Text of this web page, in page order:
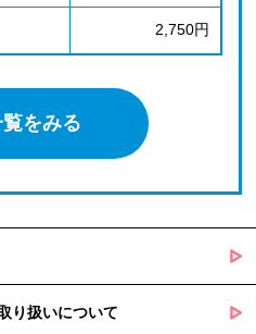
2,750円
をみる
り扱いについて